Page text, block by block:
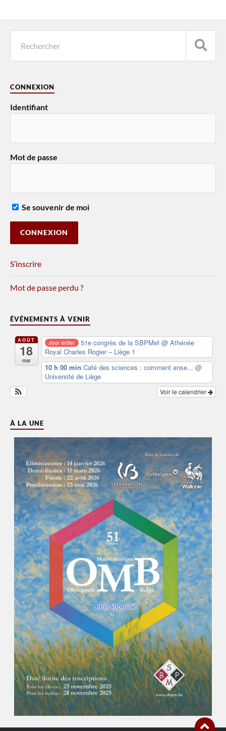
CONNEXION
Identifiant
Mot de passe
Se souvenir de moi
S’inscrire
Mot de passe perdu ?
ÉVÉNEMENTS À VENIR
AOÛT
18
mar
Jour entier 51e congrès de la SBPMef@ Athénée
Royal Charles Rogier – Liège 1
10 h 00 min Café des sciences : comment ense... @
Université de Liège
Voir le calendrier
À LA UNE